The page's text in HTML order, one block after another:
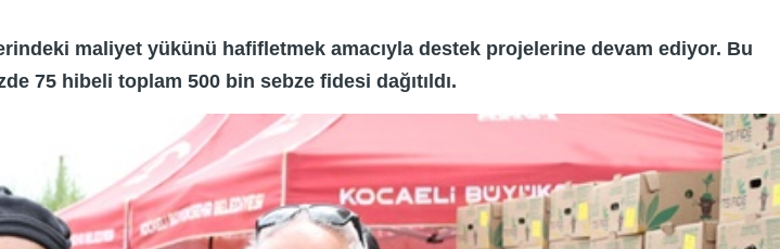
maliyet yükünü hafifletmek amacıyla destek projelerine devam ediyor. Bu
75 hibeli toplam 500 bin sebze fidesi dağıtıldı.